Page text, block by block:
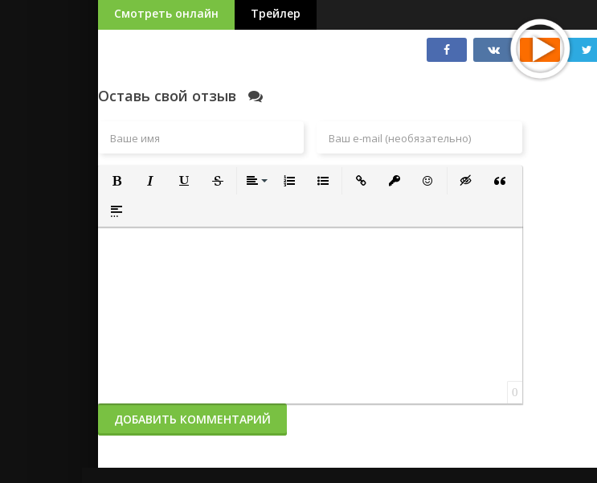
Смотреть онлайн Трейлер
Оставь свой отзыв
Полужирный
Вставка спойлера
0
ДОБАВИТЬ КОММЕНТАРИЙ